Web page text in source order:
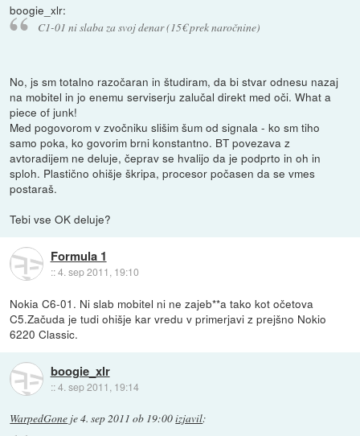
boogie_xlr:
C1-01 ni slaba za svoj denar (15€ prek naročnine)
No, js sm totalno razočaran in študiram, da bi stvar odnesu nazaj
na mobitel in jo enemu serviserju zalučal direkt med oči. What a
piece of junk!
Med pogovorom v zvočniku slišim šum od signala - ko sm tiho
samo poka, ko govorim brni konstantno. BT povezava z
avtoradijem ne deluje, čeprav se hvalijo da je podprto in oh in
sploh. Plastično ohišje škripa, procesor počasen da se vmes
postaraš.
Tebi vse OK deluje?
Formula 1
::4. sep 2011, 19:10
Nokia C6-01. Ni slab mobitel ni ne zajeb**a tako kot očetova
C5.Začuda je tudi ohišje kar vredu v primerjavi z prejšno Nokio
6220 Classic.
boogie_xlr
::4. sep 2011, 19:14
WarpedGone je4. sep 2011 ob 19:00izjavil: